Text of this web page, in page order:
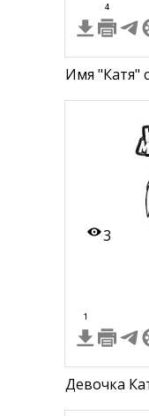
4
Имя "Катя"
3
1
Девочка